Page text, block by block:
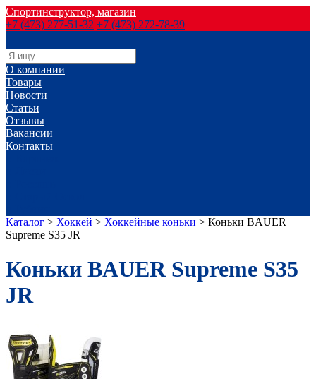
Спортинструктор, магазин
+7 (473) 277-51-32 +7 (473) 272-78-39
О компании
Товары
Новости
Статьи
Отзывы
Вакансии
Контакты
Каталог > Хоккей > Хоккейные коньки > Коньки BAUER
Supreme S35 JR
Коньки BAUER Supreme S35
JR